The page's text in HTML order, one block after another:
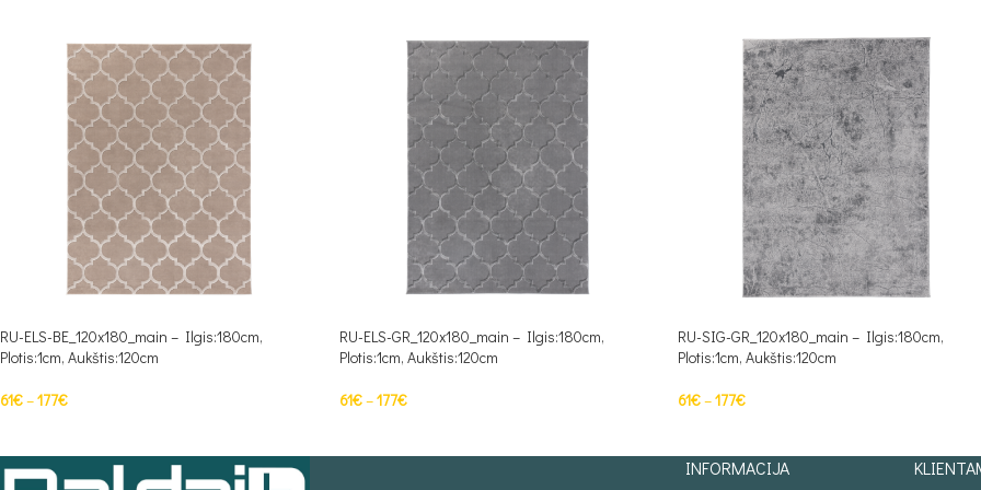
RU-ELS-BE_120x180_main – Ilgis:180cm,
Plotis:1cm, Aukštis:120cm
61€–177€
RU-ELS-GR_120x180_main – Ilgis:180cm,
Plotis:1cm, Aukštis:120cm
61€–177€
RU-SIG-GR_120x180_main – Ilgis:180cm,
Plotis:1cm, Aukštis:120cm
61€–177€
INFORMACIJA